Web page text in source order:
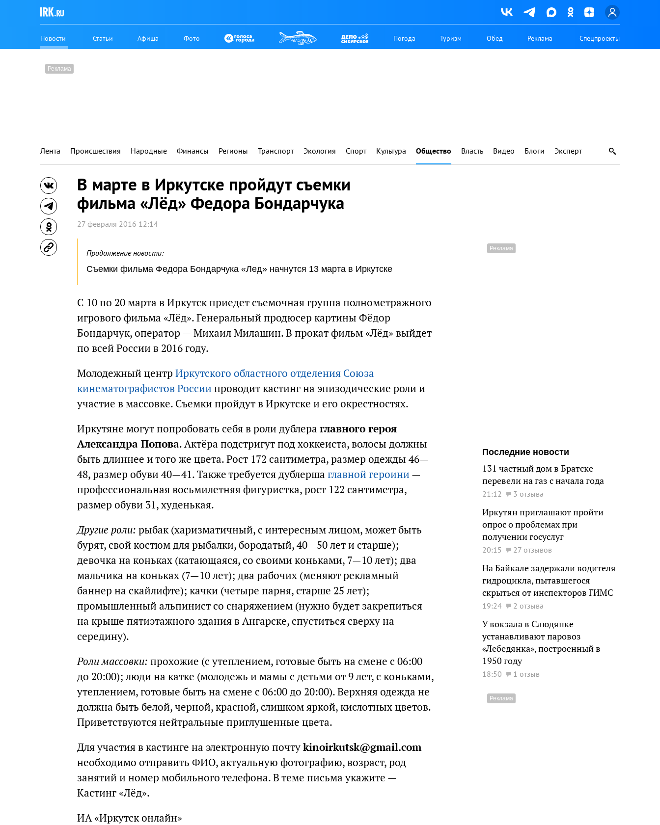
Новости Статьи Афиша Фото Погода Туризм Обед Реклама Спецпроекты
Лента Происшествия Народные Финансы Регионы Транспорт Экология Спорт Культура Общество Власть Видео Блоги Эксперт
В марте в Иркутске пройдут съемки
фильма «Лёд» Федора Бондарчука
27 февраля 2016 12:14
Продолжение новости:
Съемки фильма Федора Бондарчука «Лед» начнутся 13 марта в Иркутске
С 10 по 20 марта в Иркутск приедет съемочная группа полнометражного
игрового фильма «Лёд». Генеральный продюсер картины Фёдор
Бондарчук, оператор — Михаил Милашин. В прокат фильм «Лёд» выйдет
по всей России в 2016 году.
Молодежный центр Иркутского областного отделения Союза
кинематографистов России проводит кастинг на эпизодические роли и
участие в массовке. Съемки пройдут в Иркутске и его окрестностях.
Иркутяне могут попробовать себя в роли дублера главного героя
Александра Попова. Актёра подстригут под хоккеиста, волосы должны
быть длиннее и того же цвета. Рост 172 сантиметра, размер одежды 46—
48, размер обуви 40—41. Также требуется дублерша главной героини —
профессиональная восьмилетняя фигуристка, рост 122 сантиметра,
размер обуви 31, худенькая.
Другие роли: рыбак (харизматичный, с интересным лицом, может быть
бурят, свой костюм для рыбалки, бородатый, 40—50 лет и старше);
девочка на коньках (катающаяся, со своими коньками, 7—10 лет); два
мальчика на коньках (7—10 лет); два рабочих (меняют рекламный
баннер на скайлифте); качки (четыре парня, старше 25 лет);
промышленный альпинист со снаряжением (нужно будет закрепиться
на крыше пятиэтажного здания в Ангарске, спуститься сверху на
середину).
Роли массовки: прохожие (с утеплением, готовые быть на смене с 06:00
до 20:00); люди на катке (молодежь и мамы с детьми от 9 лет, с коньками,
утеплением, готовые быть на смене с 06:00 до 20:00). Верхняя одежда не
должна быть белой, черной, красной, слишком яркой, кислотных цветов.
Приветствуются нейтральные приглушенные цвета.
Для участия в кастинге на электронную почтуkinoirkutsk@gmail.com
необходимо отправить ФИО, актуальную фотографию, возраст, род
занятий и номер мобильного телефона. В теме письма укажите —
Кастинг «Лёд».
ИА «Иркутск онлайн»
Последние новости
131 частный дом в Братске
перевели на газ с начала года
21:12 3 отзыва
Иркутян приглашают пройти
опрос о проблемах при
получении госуслуг
20:15 27 отзывов
На Байкале задержали водителя
гидроцикла, пытавшегося
скрыться от инспекторов ГИМС
19:24 2 отзыва
У вокзала в Слюдянке
устанавливают паровоз
«Лебедянка», построенный в
1950 году
18:50 1 отзыв